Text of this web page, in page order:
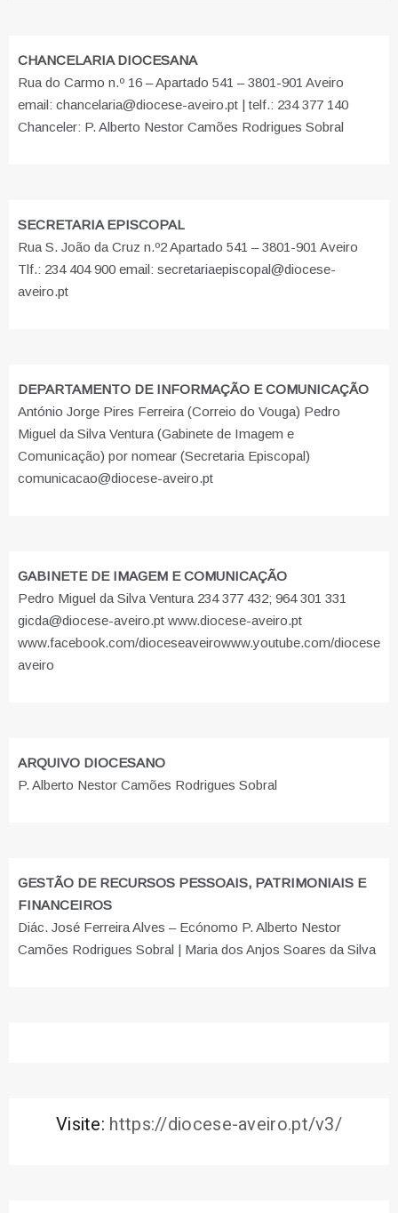
CHANCELARIA DIOCESANA
Rua do Carmo n.º 16 – Apartado 541 – 3801-901 Aveiro
email: chancelaria@diocese-aveiro.pt | telf.: 234 377 140
Chanceler: P. Alberto Nestor Camões Rodrigues Sobral
SECRETARIA EPISCOPAL
Rua S. João da Cruz n.º2 Apartado 541 – 3801-901 Aveiro
Tlf.: 234 404 900 email: secretariaepiscopal@diocese-
aveiro.pt
DEPARTAMENTO DE INFORMAÇÃO E COMUNICAÇÃO
António Jorge Pires Ferreira (Correio do Vouga) Pedro
Miguel da Silva Ventura (Gabinete de Imagem e
Comunicação) por nomear (Secretaria Episcopal)
comunicacao@diocese-aveiro.pt
GABINETE DE IMAGEM E COMUNICAÇÃO
Pedro Miguel da Silva Ventura 234 377 432; 964 301 331
gicda@diocese-aveiro.pt www.diocese-aveiro.pt
www.facebook.com/dioceseaveirowww.youtube.com/diocese
aveiro
ARQUIVO DIOCESANO
P. Alberto Nestor Camões Rodrigues Sobral
GESTÃO DE RECURSOS PESSOAIS, PATRIMONIAIS E
FINANCEIROS
Diác. José Ferreira Alves – Ecónomo P. Alberto Nestor
Camões Rodrigues Sobral | Maria dos Anjos Soares da Silva
Visite: https://diocese-aveiro.pt/v3/